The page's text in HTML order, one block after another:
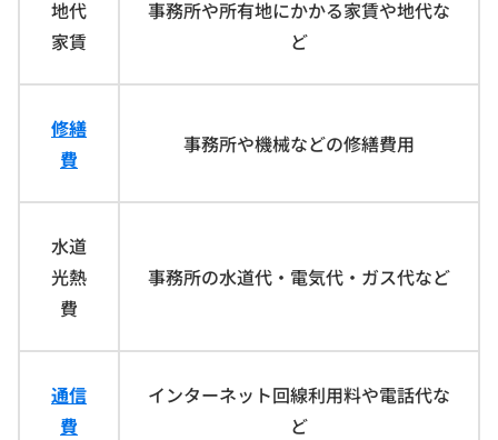
地代
家賃
事務所や所有地にかかる家賃や地代な
ど
修繕
費
事務所や機械などの修繕費用
水道
光熱
費
事務所の水道代・電気代・ガス代など
通信
費
インターネット回線利用料や電話代な
ど